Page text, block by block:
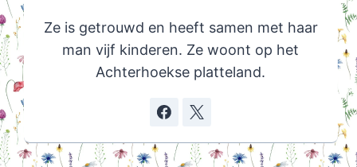
Ze is getrouwd en heeft samen met haar
man vijf kinderen. Ze woont op het
Achterhoekse platteland.